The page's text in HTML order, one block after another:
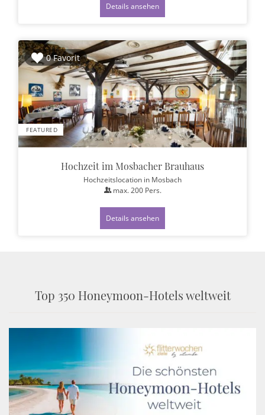
Details ansehen
0 Favorit
FEATURED
Hochzeit im Mosbacher Brauhaus
Hochzeitslocation in Mosbach
max. 200Pers.
Details ansehen
Top 350 Honeymoon-Hotels weltweit